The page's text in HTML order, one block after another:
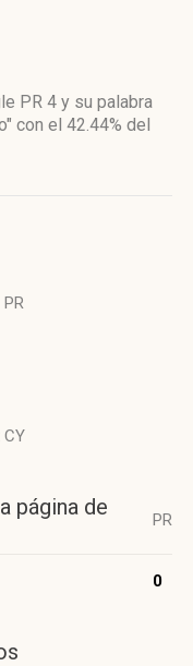
PR 4 y su palabra
con el 42.44% del
CY
página de
PR
0